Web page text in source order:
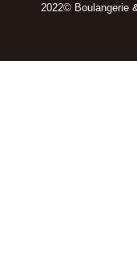
2022© Boulangerie